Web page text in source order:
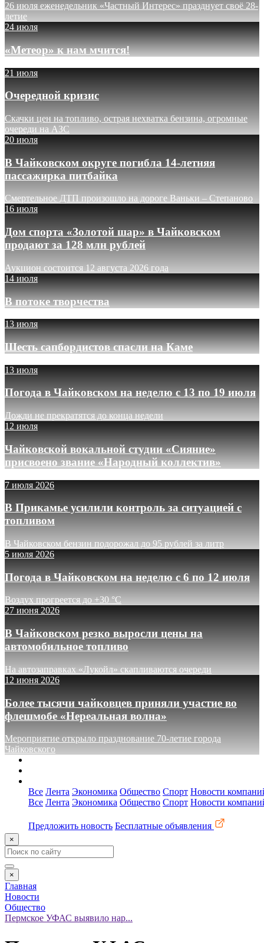
26 июля еженедельник «Частный Интерес» празднует своё 28-
летие
24 июля
«Метеор» к нам мчится!
21 июля
Очередной кризис
Скачки цен на топливо, острая нехватка бензина, огромные
очереди на АЗС
20 июля
В Чайковском округе погибла 14-летняя
пассажирка питбайка
Смертельное ДТП произошло на дороге Ваньки – Степаново
16 июля
Дом спорта «Золотой шар» в Чайковском
продают за 128 млн рублей
Аукцион состоится 12 августа 2026 года
14 июля
В потоке творчества
13 июля
Шесть сапбордистов спасли на Каме
13 июля
Погода в Чайковском на неделю с 13 по 19 июля
Дожди не прекратятся до конца недели
12 июля
Чайковской вокальной студии «Сияние»
присвоено звание «Народный коллектив»
7 июля 2026
В Прикамье усилили контроль за ситуацией с
топливом
В Чайковском бензин подорожал до 95 рублей за литр
5 июля 2026
Погода в Чайковском на неделю с 6 по 12 июля
Воздух прогреется до +30 °C
27 июня 2026
В Чайковском резко выросли цены на
автомобильное топливо
На автозаправках «Лукойл» скапливаются очереди
12 июня 2026
Более тысячи чайковцев приняли участие во
флешмобе «Нереальная волна»
Мероприятие открыло празднование 70-летие города
Чайковского
Все Лента Экономика Общество Спорт Новости
Все Лента Экономика Общество Спорт Новости
Предложить новость Бесплатные объявления
×
×
Главная
Новости
Общество
Пермское УФАС выявило нар...